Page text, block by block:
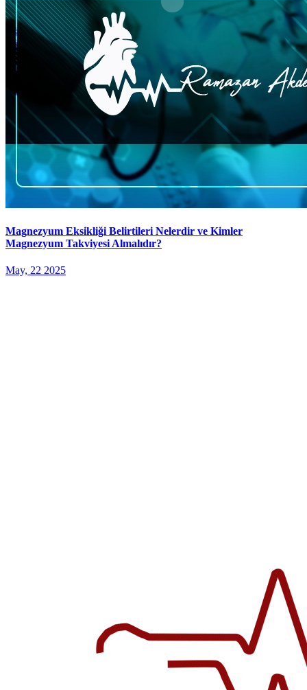
Magnezyum Eksikliği Belirtileri Nelerdir ve Kimler
Magnezyum Takviyesi Almalıdır?
May, 22 2025